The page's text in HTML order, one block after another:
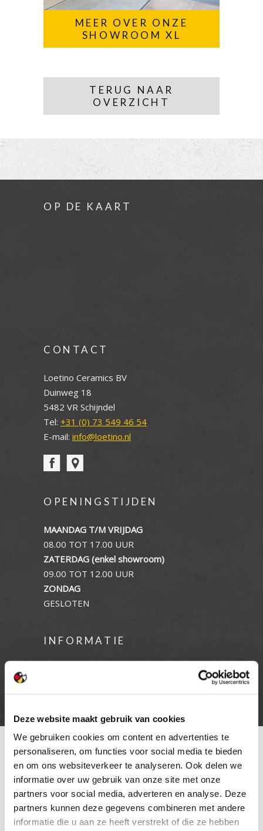
Deze website maakt gebruik van cookies
We gebruiken cookies om content en advertenties te
personaliseren, om functies voor social media te bieden
en om ons websiteverkeer te analyseren. Ook delen we
informatie over uw gebruik van onze site met onze
partners voor social media, adverteren en analyse. Deze
partners kunnen deze gegevens combineren met andere
informatie die u aan ze heeft verstrekt of die ze hebben
MEER OVER ONZE
SHOWROOM XL
TERUG NAAR
OVERZICHT
OP DE KAART
CONTACT
Loetino Ceramics BV
Duinweg 18
5482 VR Schijndel
Tel: +31 (0) 73 549 46 54
E-mail: info@loetino.nl
OPENINGSTIJDEN
MAANDAG T/M VRIJDAG
08.00 TOT 17.00 UUR
ZATERDAG (enkel showroom)
09.00 TOT 12.00 UUR
ZONDAG
GESLOTEN
INFORMATIE
Contact